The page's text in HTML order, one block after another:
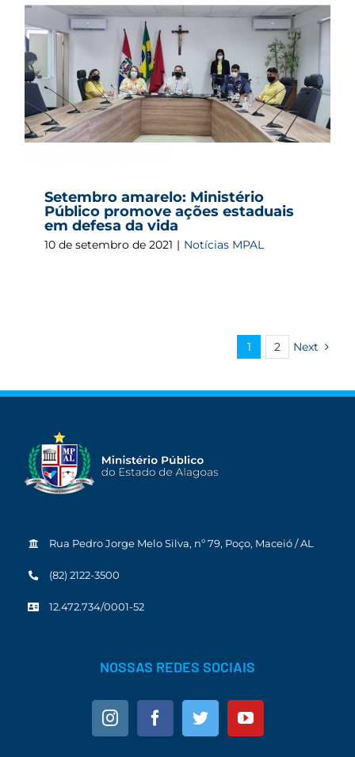
Setembro amarelo: Ministério
Público promove ações estaduais
em defesa da vida
10 de setembro de 2021 | Notícias MPAL
1 2 Next
Rua Pedro Jorge Melo Silva, nº 79, Poço, Maceió / AL
(82) 2122-3500
12.472.734/0001-52
NOSSAS REDES SOCIAIS